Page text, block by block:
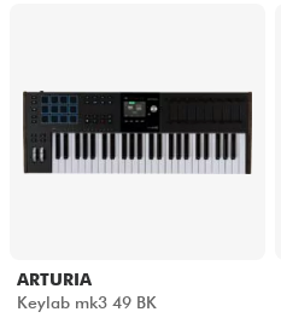
ARTURIA
Keylab mk3 49 BK